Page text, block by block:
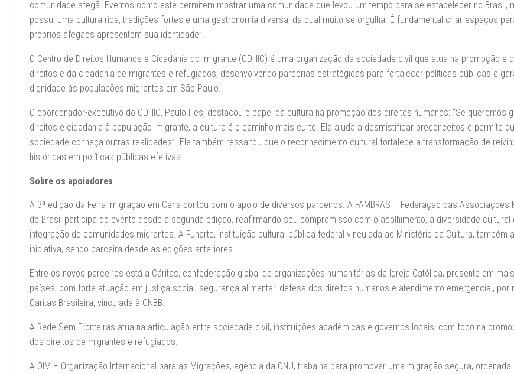
comunidade afegã. Eventos como este permitem mostrar uma comunidade que levou um tempo para se estabelecer no Brasil,
possui uma cultura rica, tradições fortes e uma gastronomia diversa, da qual muito se orgulha. É fundamental criar espaços
próprios afegãos apresentem sua identidade”.
O Centro de Direitos Humanos e Cidadania do Imigrante (CDHIC) é uma organização da sociedade civil que atua na promoção e
direitos e da cidadania de migrantes e refugiados, desenvolvendo parcerias estratégicas para fortalecer políticas públicas e
dignidade às populações migrantes em São Paulo.
O coordenador-executivo do CDHIC, Paulo Illes, destacou o papel da cultura na promoção dos direitos humanos: “Se queremos
direitos e cidadania à população imigrante, a cultura é o caminho mais curto. Ela ajuda a desmistificar preconceitos e permite
sociedade conheça outras realidades”. Ele também ressaltou que o reconhecimento cultural fortalece a transformação de
históricas em políticas públicas efetivas.
Sobre os apoiadores
A 3ª edição da Feira Imigração em Cena contou com o apoio de diversos parceiros. A FAMBRAS – Federação das Associações
do Brasil participa do evento desde a segunda edição, reafirmando seu compromisso com o acolhimento, a diversidade cultural
integração de comunidades migrantes. A Funarte, instituição cultural pública federal vinculada ao Ministério da Cultura, também
iniciativa, sendo parceira desde as edições anteriores.
Entre os novos parceiros está a Cáritas, confederação global de organizações humanitárias da Igreja Católica, presente em
países, com forte atuação em justiça social, segurança alimentar, defesa dos direitos humanos e atendimento emergencial, por
Cáritas Brasileira, vinculada à CNBB.
A Rede Sem Fronteiras atua na articulação entre sociedade civil, instituições acadêmicas e governos locais, com foco na
dos direitos de migrantes e refugiados.
A OIM – Organização Internacional para as Migrações, agência da ONU, trabalha para promover uma migração segura, ordenada